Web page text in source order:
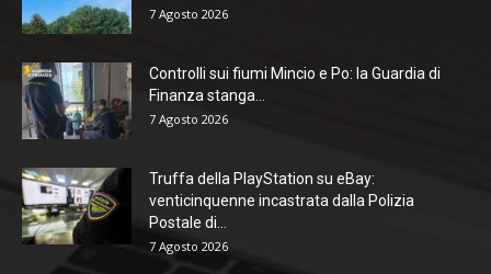
7 Agosto 2026
Controlli sui fiumi Mincio e Po: la Guardia di
Finanza stanga...
7 Agosto 2026
Truffa della PlayStation su eBay:
venticinquenne incastrata dalla Polizia
Postale di...
7 Agosto 2026